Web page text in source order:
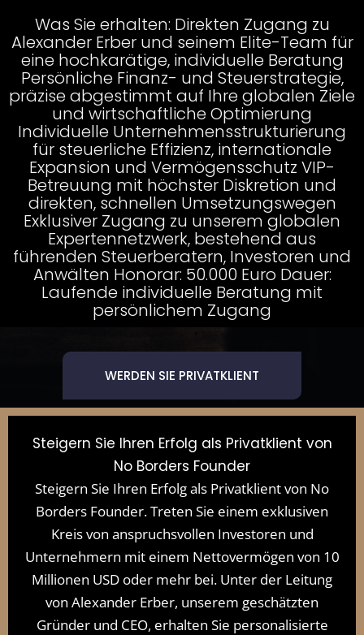
Was Sie erhalten: Direkten Zugang zu
Alexander Erber und seinem Elite-Team für
eine hochkarätige, individuelle Beratung
Persönliche Finanz- und Steuerstrategie,
präzise abgestimmt auf Ihre globalen Ziele
und wirtschaftliche Optimierung
Individuelle Unternehmensstrukturierung
für steuerliche Effizienz, internationale
Expansion und Vermögensschutz VIP-
Betreuung mit höchster Diskretion und
direkten, schnellen Umsetzungswegen
Exklusiver Zugang zu unserem globalen
Expertennetzwerk, bestehend aus
führenden Steuerberatern, Investoren und
Anwälten Honorar: 50.000 Euro Dauer:
Laufende individuelle Beratung mit
persönlichem Zugang
WERDEN SIE PRIVATKLIENT
Steigern Sie Ihren Erfolg als Privatklient von
No Borders Founder
Steigern Sie Ihren Erfolg als Privatklient von No
Borders Founder. Treten Sie einem exklusiven
Kreis von anspruchsvollen Investoren und
Unternehmern mit einem Nettovermögen von 10
Millionen USD oder mehr bei. Unter der Leitung
von Alexander Erber, unserem geschätzten
Gründer und CEO, erhalten Sie personalisierte